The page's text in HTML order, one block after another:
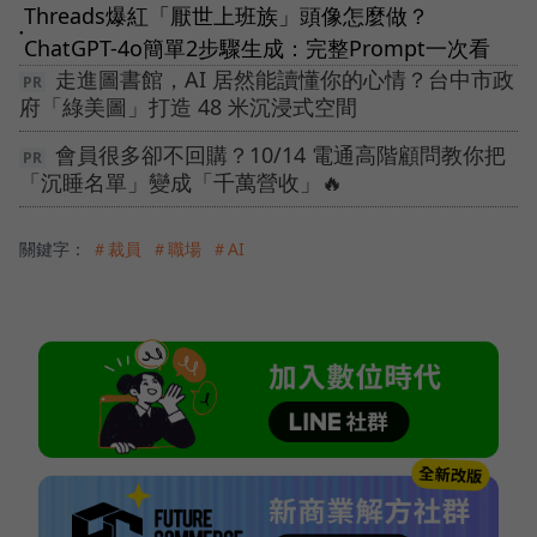
●
Threads爆紅「厭世上班族」頭像怎麼做？
ChatGPT-4o簡單2步驟生成：完整Prompt一次看
走進圖書館，AI 居然能讀懂你的心情？台中市政
府「綠美圖」打造 48 米沉浸式空間
會員很多卻不回購？10/14 電通高階顧問教你把
「沉睡名單」變成「千萬營收」🔥
關鍵字： ＃裁員 ＃職場 ＃AI